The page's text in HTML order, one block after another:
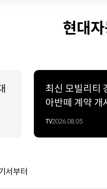
현대
최신 모빌리티
아반떼 계약 개
TV2026.08.05
서부터